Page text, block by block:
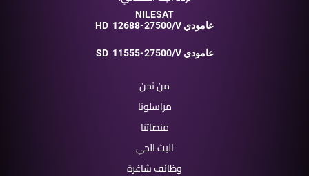
NILESAT
HD
12688-27500/V عامودي
SD 11555-27500/V عامودي
من نحن
مراسلونا
منصاتنا
البث الحي
وظائف شاغرة